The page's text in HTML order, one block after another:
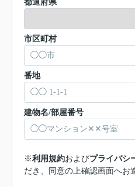
都道府県
市区町村
番地
建物名/部屋番号
※利用規約およびプライバシ
だき、同意の上確認画面へお